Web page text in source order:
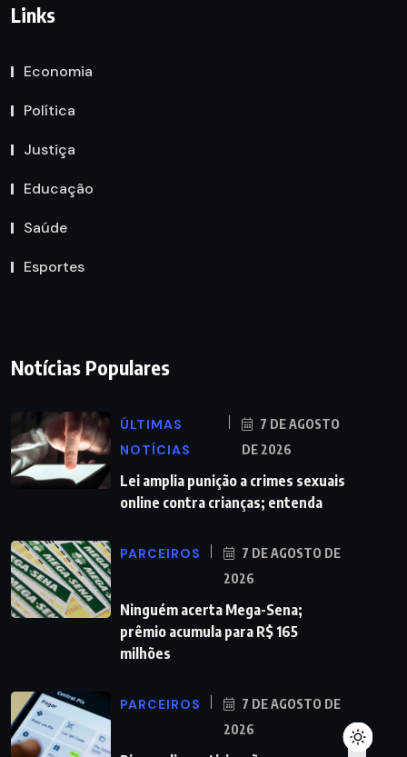
Links
Economia
Política
Justiça
Educação
Saúde
Esportes
Notícias Populares
ÚLTIMAS
NOTÍCIAS
7 DE AGOSTO
DE 2026
Lei amplia punição a crimes sexuais
online contra crianças; entenda
PARCEIROS
7 DE AGOSTO DE
2026
Ninguém acerta Mega-Sena;
prêmio acumula para R$ 165
milhões
PARCEIROS
7 DE AGOSTO DE
2026